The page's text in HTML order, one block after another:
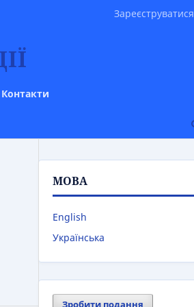
Контакти
Зареєструватися
МОВА
English
Українська
Зробити подання